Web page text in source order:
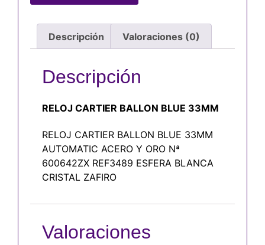
Descripción Valoraciones (0)
Descripción
RELOJ CARTIER BALLON BLUE 33MM
RELOJ CARTIER BALLON BLUE 33MM
AUTOMATIC ACERO Y ORO Nª
600642ZX REF3489 ESFERA BLANCA
CRISTAL ZAFIRO
Valoraciones